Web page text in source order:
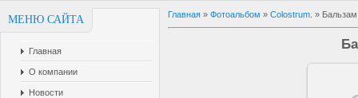
МЕНЮ САЙТА
Главная
О компании
Новости
Главная » Фотоальбом » Colostrum. » Бальзам